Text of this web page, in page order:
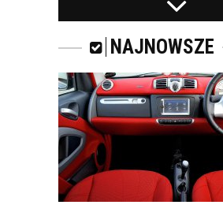
ZAPACH
SAMOCHODOWY -
JAKI WYBRAĆ?
ZAPACH DO
SAMOCHODU. CO
WYBRAĆ? NA CO
ZWRACAĆ UWAGĘ?
NAJNOWSZE